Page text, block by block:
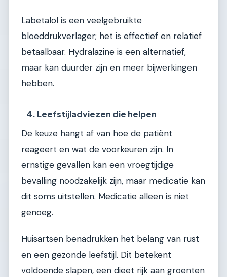
Labetalol is een veelgebruikte
bloeddrukverlager; het is effectief en relatief
betaalbaar. Hydralazine is een alternatief,
maar kan duurder zijn en meer bijwerkingen
hebben.
4. Leefstijladviezen die helpen
De keuze hangt af van hoe de patiënt
reageert en wat de voorkeuren zijn. In
ernstige gevallen kan een vroegtijdige
bevalling noodzakelijk zijn, maar medicatie kan
dit soms uitstellen. Medicatie alleen is niet
genoeg.
Huisartsen benadrukken het belang van rust
en een gezonde leefstijl. Dit betekent
voldoende slapen, een dieet rijk aan groenten